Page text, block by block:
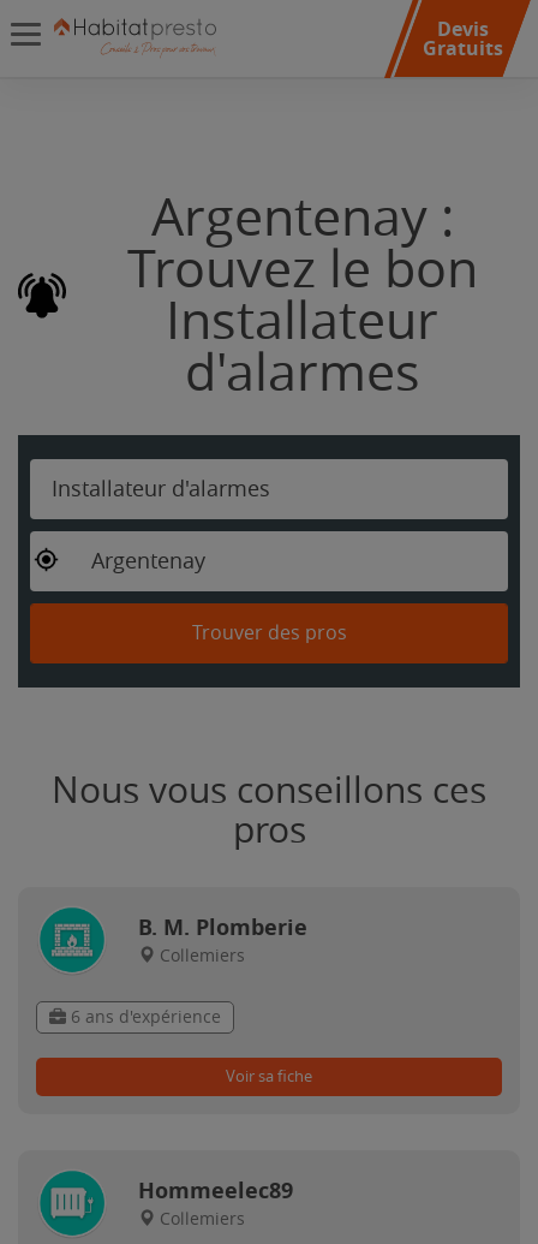
Devis
Gratuits
Argentenay :
Trouvez le bon
Installateur
d'alarmes
Installateur d'alarmes
Argentenay
Trouver des pros
Nous vous conseillons ces
pros
B. M. Plomberie
Collemiers
6 ans d'expérience
Voir sa fiche
Hommeelec89
Collemiers